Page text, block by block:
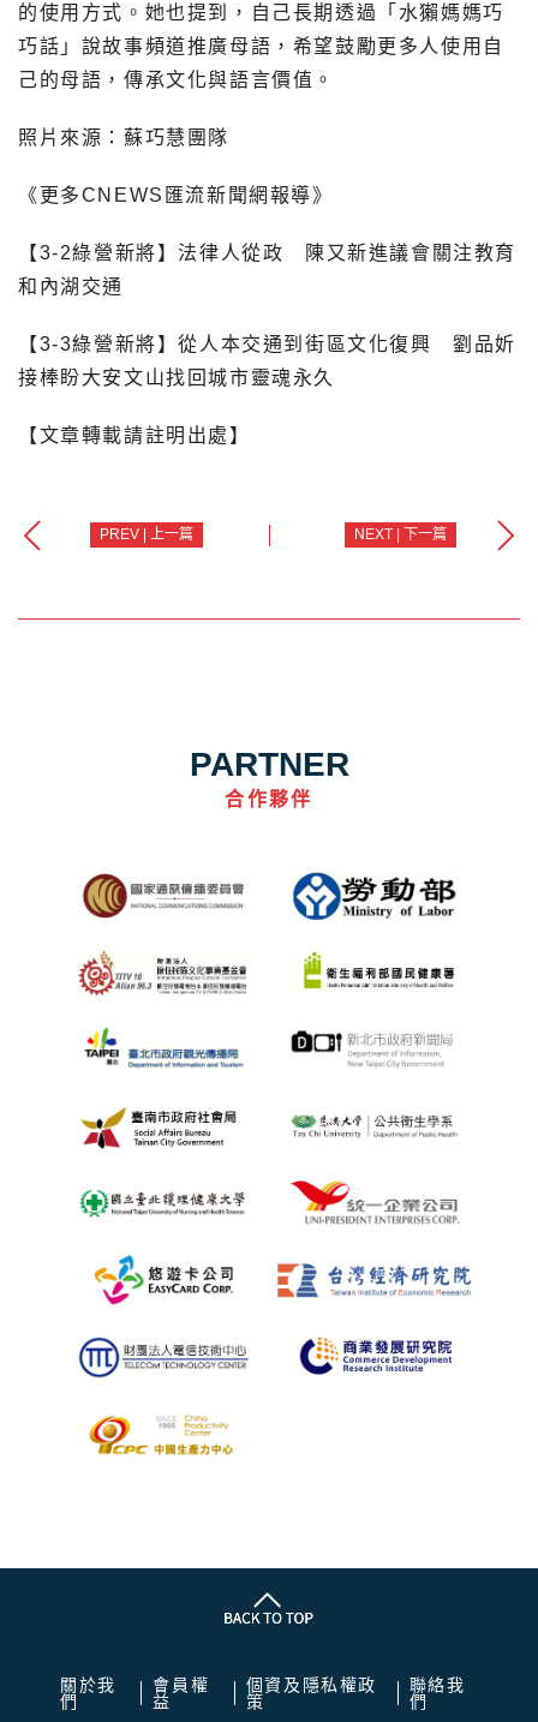
的使用方式。她也提到，自己長期透過「水獺媽媽巧
巧話」說故事頻道推廣母語，希望鼓勵更多人使用自
己的母語，傳承文化與語言價值。
照片來源：蘇巧慧團隊
《更多CNEWS匯流新聞網報導》
【3-2綠營新將】法律人從政 陳又新進議會關注教育
和內湖交通
【3-3綠營新將】從人本交通到街區文化復興 劉品妡
接棒盼大安文山找回城市靈魂永久
【文章轉載請註明出處】
PREV | 上一篇 NEXT | 下一篇
PARTNER
合作夥伴
關於我
們
會員權
益
個資及隱私權政
策
聯絡我
們